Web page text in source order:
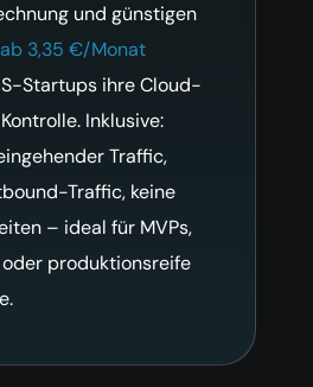
und günstigen
3,35 €/Monat
Startups ihre Cloud-
Inklusive:
Traffic,
Traffic, keine
– ideal für MVPs,
produktionsreife